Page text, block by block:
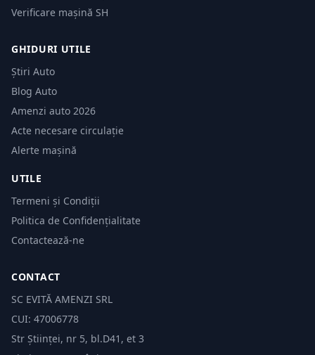
Verificare mașină SH
GHIDURI UTILE
Știri Auto
Blog Auto
Amenzi auto 2026
Acte necesare circulație
Alerte mașină
UTILE
Termeni și Condiții
Politica de Confidențialitate
Contactează-ne
CONTACT
SC EVITĂ AMENZI SRL
CUI: 47006778
Str Științei, nr 5, bl.D41, et 3